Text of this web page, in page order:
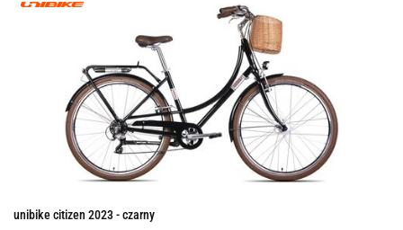
unibike citizen 2023 - czarny